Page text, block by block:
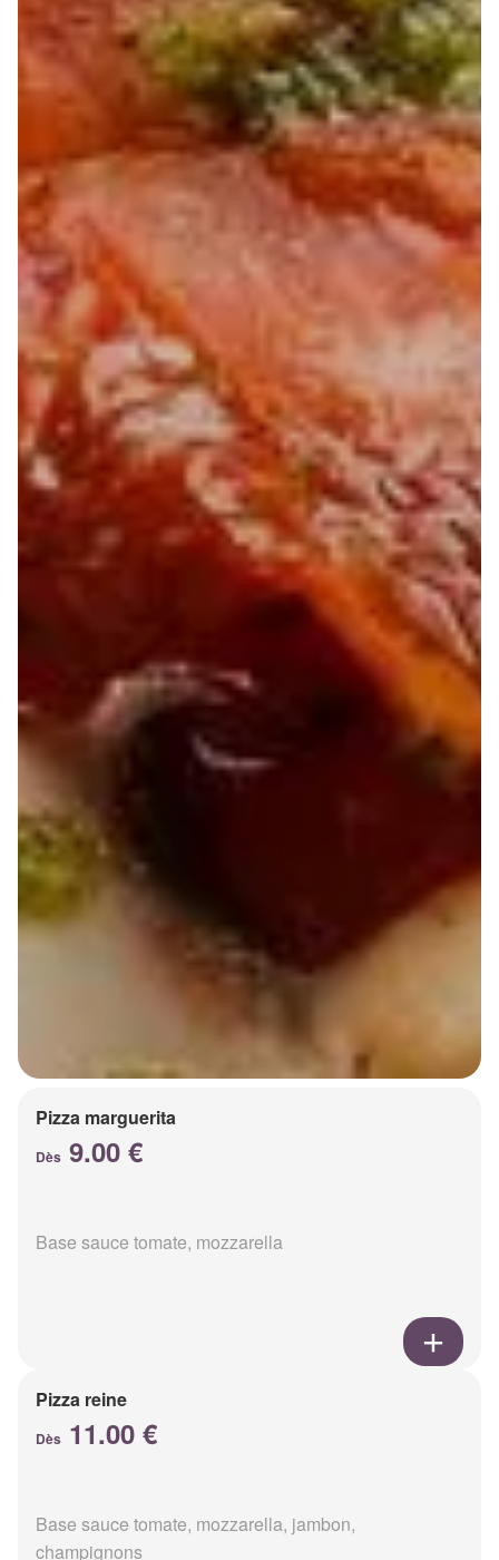
Pizza marguerita
Dès 9.00 €
Base sauce tomate, mozzarella
Pizza reine
Dès 11.00 €
Base sauce tomate, mozzarella, jambon,
champignons